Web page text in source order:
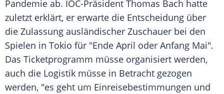
Pandemie ab. IOC-Präsident Thomas Bach hatte
zuletzt erklärt, er erwarte die Entscheidung über
die Zulassung ausländischer Zuschauer bei den
Spielen in Tokio für "Ende April oder Anfang Mai".
Das Ticketprogramm müsse organisiert werden,
auch die Logistik müsse in Betracht gezogen
werden, "es geht um Einreisebestimmungen und